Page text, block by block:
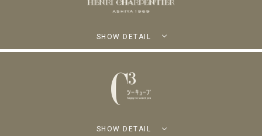
SHOW DETAIL
SHOW DETAIL